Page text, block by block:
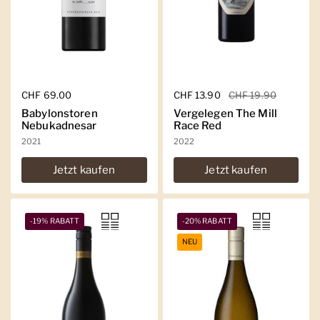
Regulärer Preis
CHF 69.00
Babylonstoren
Nebukadnesar
2021
Jetzt kaufen
Regulärer Preis
CHF 13.90 Sale-Preis
CHF 19.90
Vergelegen The Mill
Race Red
2022
Jetzt kaufen
-19% RABATT -20% RABATT
NEU